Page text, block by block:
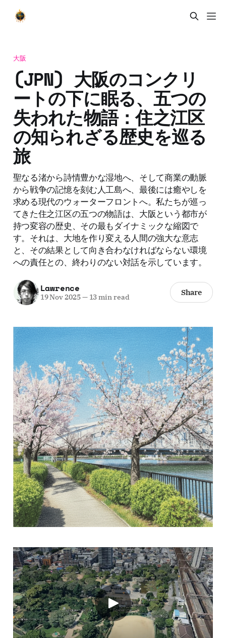
大阪
(JPN) 大阪のコンクリ
ートの下に眠る、五つの
失われた物語：住之江区
の知られざる歴史を巡る
旅
聖なる渚から詩情豊かな湿地へ、そして商業の動脈
から戦争の記憶を刻む人工島へ、最後には癒やしを
求める現代のウォーターフロントへ。私たちが巡っ
てきた住之江区の五つの物語は、大阪という都市が
持つ変容の歴史、その最もダイナミックな縮図で
す。それは、大地を作り変える人間の強大な意志
と、その結果として向き合わなければならない環境
への責任との、終わりのない対話を示しています。
Lawrence
19 Nov 2025—13 min read Share